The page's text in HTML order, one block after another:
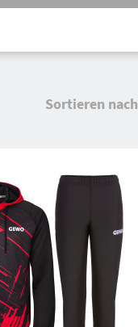
Sortieren nach